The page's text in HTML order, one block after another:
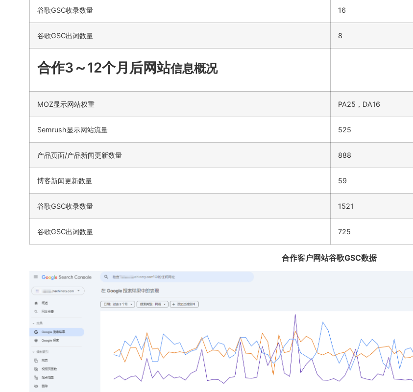
谷歌GSC收录数量 16
谷歌GSC出词数量 8
合作3～12个月后网站信息概况
MOZ显示网站权重 PA25，DA16
Semrush显示网站流量 525
产品页面/产品新闻更新数量 888
博客新闻更新数量 59
谷歌GSC收录数量 1521
谷歌GSC出词数量 725
合作客户网站谷歌GSC数据